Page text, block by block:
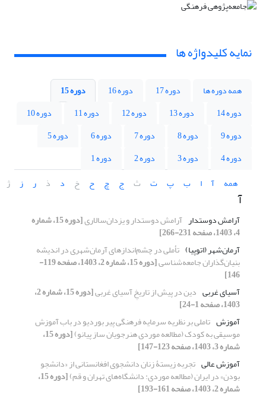
نمایه کلیدواژه ها
همه دوره ها دوره 17 دوره 16
دوره 15
دوره 14
دوره 13 دوره 12 دوره 11
دوره 10
دوره 9
دوره 8 دوره 7 دوره 6
دوره 5
دوره 4
دوره 3 دوره 2
دوره 1
همه
آ ا ب پ ت ث ج چ ح خ د ذ ر ز ژ
آ
آرامش دوستدار آرامش دوستدار و یزدان‌سالاری [دوره 15، شماره
4، 1403، صفحه 231-266]
آرمان‌شهر (اتوپیا) تأملی در چشم‌اندازهای آرمان‌شهری در اندیشه
بنیان‌گذاران جامعه‌شناسی [دوره 15، شماره 2، 1403، صفحه 119-
146]
آسیای غربی دین در پیش از تاریخِ آسیای غربی [دوره 15، شماره 2،
1403، صفحه 1-24]
آموزش تاملی بر نظریه سرمایه فرهنگی پیر بوردیو در باب آموزش
موسیقی به کودک (مطالعه موردی هنرجویان ساز پیانو) [دوره 15،
شماره 3، 1403، صفحه 123-147]
آموزش عالی تجربه زیستۀ زنان دانشجوی افغانستانی از «دانشجو
بودن» در ایران (مطالعه موردی: دانشگاه‌های تهران و قم) [دوره 15،
شماره 2، 1403، صفحه 161-193]